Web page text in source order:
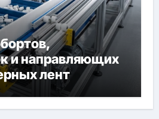
и направляющих
лент